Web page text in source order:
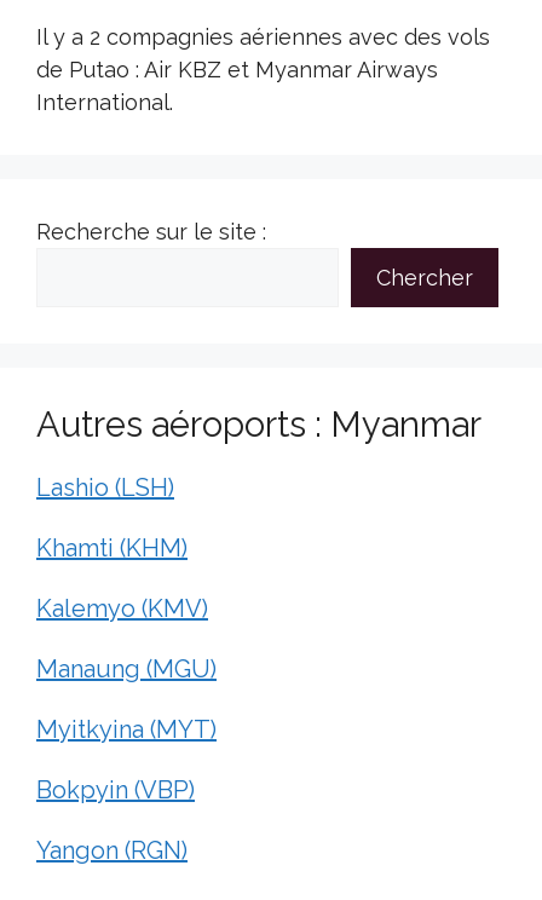
Il y a 2 compagnies aériennes avec des vols
de Putao : Air KBZ et Myanmar Airways
International.
Recherche sur le site :
Chercher
Autres aéroports : Myanmar
Lashio (LSH)
Khamti (KHM)
Kalemyo (KMV)
Manaung (MGU)
Myitkyina (MYT)
Bokpyin (VBP)
Yangon (RGN)